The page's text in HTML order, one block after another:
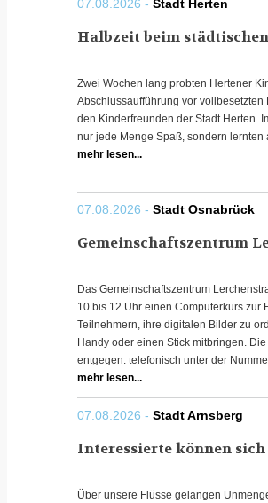
07.08.2026 - Stadt Herten
Halbzeit beim
Zwei Wochen lang probten Hertener
Abschlussaufführung vor
den Kinderfreunden der Stadt Herten.
nur jede Menge Spaß, sondern
mehr lesen...
07.08.2026 - Stadt Osnabrück
Gemeinschaftszentrum
Das Gemeinschaftszentrum
10 bis 12 Uhr einen Computerkurs zur
Teilnehmern, ihre digitalen Bilder zu
Handy oder einen Stick mitbringen.
entgegen: telefonisch unter der
mehr lesen...
07.08.2026 - Stadt Arnsberg
Interessierte können sich
Über unsere Flüsse gelangen